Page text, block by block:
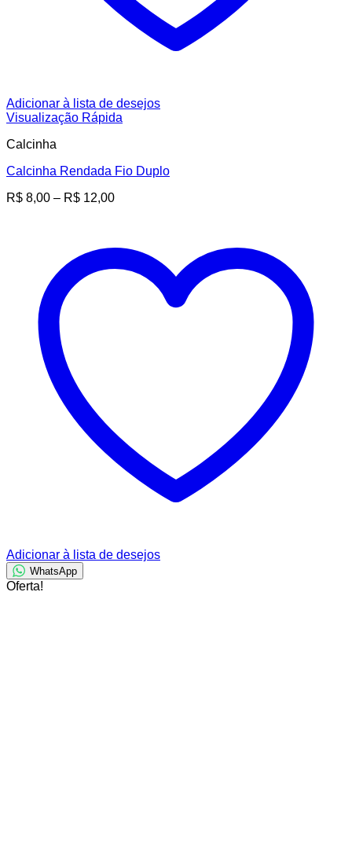
Adicionar à lista de desejos
Visualização Rápida
Calcinha
Calcinha Rendada Fio Duplo
R$ 8,00 – R$ 12,00Faixa
através
R$ 12,00
Adicionar à lista de desejos
WhatsApp
Oferta!